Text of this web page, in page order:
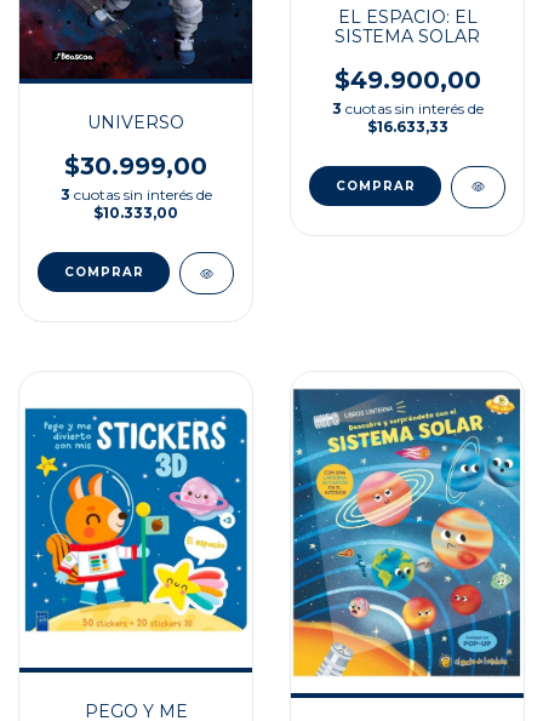
UNIVERSO
$30.999,00
3 cuotas sin interés de
$10.333,00
EL ESPACIO: EL
SISTEMA SOLAR
$49.900,00
3 cuotas sin interés de
$16.633,33
PEGO Y ME